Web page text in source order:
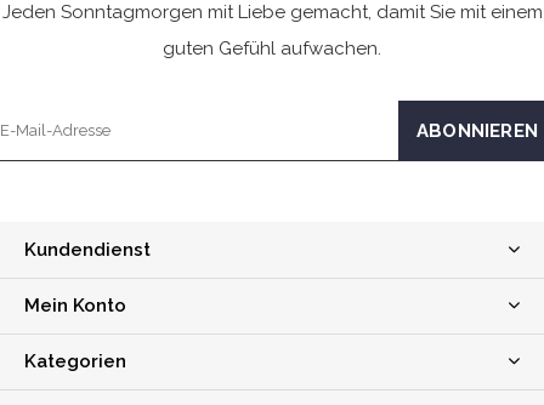
Jeden Sonntagmorgen mit Liebe gemacht, damit Sie mit einem
guten Gefühl aufwachen.
Kundendienst
Mein Konto
Kategorien